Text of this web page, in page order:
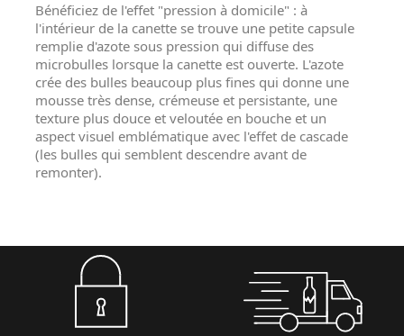
Bénéficiez de l'effet "pression à domicile" : à
l'intérieur de la canette se trouve une petite capsule
remplie d'azote sous pression qui diffuse des
microbulles lorsque la canette est ouverte. L'azote
crée des bulles beaucoup plus fines qui donne une
mousse très dense, crémeuse et persistante, une
texture plus douce et veloutée en bouche et un
aspect visuel emblématique avec l'effet de cascade
(les bulles qui semblent descendre avant de
remonter).